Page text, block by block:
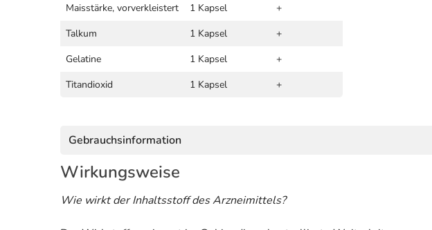
Maisstärke, vorverkleistert
1 Kapsel
+
Talkum
1 Kapsel
+
Gelatine
1 Kapsel
+
Titandioxid
1 Kapsel +
Gebrauchsinformation
Wirkungsweise
Wie wirkt der Inhaltsstoff des Arzneimittels?